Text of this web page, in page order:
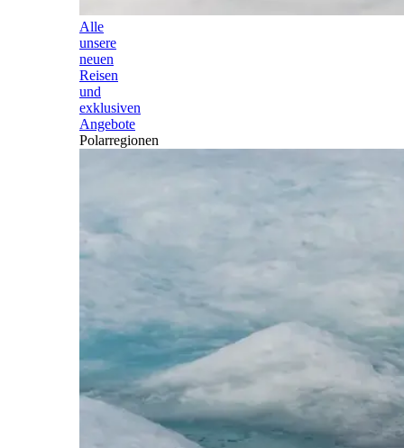
Alle
unsere
neuen
Reisen
und
exklusiven
Angebote
Polarregionen